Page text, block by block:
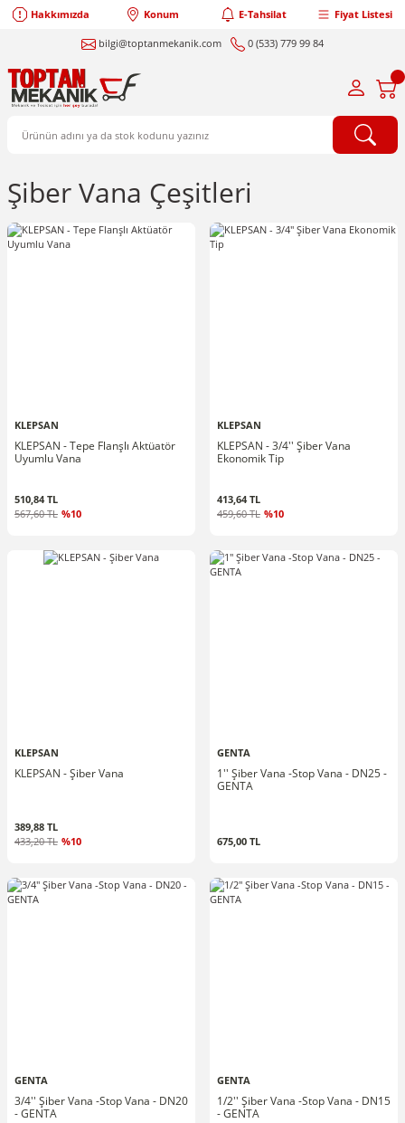
Hakkımızda Konum E-Tahsilat Fiyat Listesi
bilgi@toptanmekanik.com 0 (533) 779 99 84
Şiber Vana Çeşitleri
KLEPSAN
KLEPSAN - Tepe Flanşlı Aktüatör
Uyumlu Vana
510,84 TL
567,60 TL %10
KLEPSAN
KLEPSAN - 3/4'' Şiber Vana
Ekonomik Tip
413,64 TL
459,60 TL %10
KLEPSAN
KLEPSAN - Şiber Vana
389,88 TL
433,20 TL %10
GENTA
1'' Şiber Vana -Stop Vana - DN25 -
GENTA
675,00 TL
GENTA
3/4'' Şiber Vana -Stop Vana - DN20
- GENTA
GENTA
1/2'' Şiber Vana -Stop Vana - DN15
- GENTA